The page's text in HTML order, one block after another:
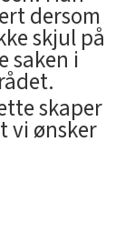
dersom
skjul på
saken i
skaper
vi ønsker